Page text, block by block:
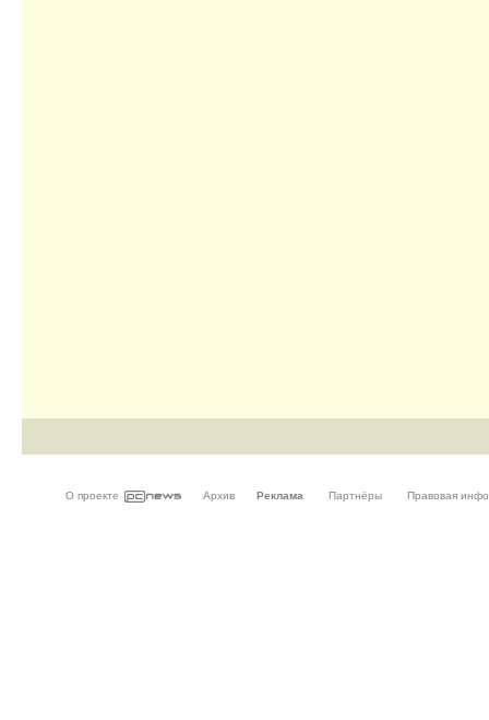
О проекте Архив Реклама Партнёры Правовая